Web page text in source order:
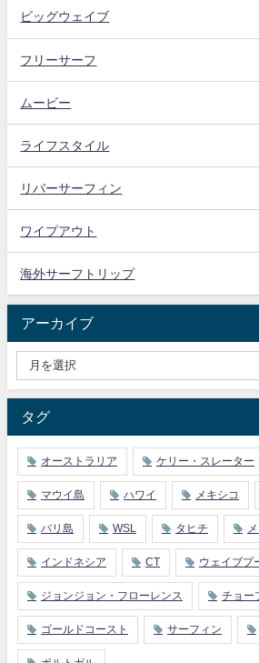
ビッグウェイブ
フリーサーフ
ムービー
ライフスタイル
リバーサーフィン
ワイプアウト
海外サーフトリップ
アーカイブ
タグ
オーストラリア ケリー・スレーター
マウイ島 ハワイ メキシコ
バリ島 WSL タヒチ
インドネシア CT ウェイブプ
ジョンジョン・フローレンス チョー
ゴールドコースト サーフィン